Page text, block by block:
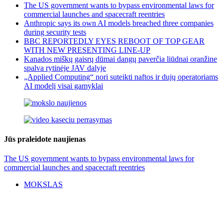
The US government wants to bypass environmental laws for
commercial launches and spacecraft reentries
Anthropic says its own AI models breached three companies
during security tests
BBC REPORTEDLY EYES REBOOT OF TOP GEAR
WITH NEW PRESENTING LINE-UP
Kanados miškų gaisrų dūmai dangų paverčia liūdnai oranžine
spalva rytinėje JAV dalyje
„Applied Computing“ nori suteikti naftos ir dujų operatoriams
AI modelį visai gamyklai
Jūs praleidote naujienas
The US government wants to bypass environmental laws for
commercial launches and spacecraft reentries
MOKSLAS